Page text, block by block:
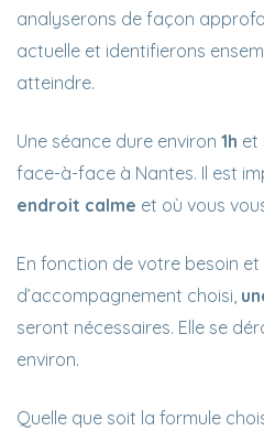
analyserons de façon
actuelle et identifierons
atteindre.
Une séance dure environ 1h et
face-à-face à Nantes. Il est
endroit calme et où vous
En fonction de votre besoin
d’accompagnement choisi,
seront nécessaires. Elle se
environ.
Quelle que soit la formule